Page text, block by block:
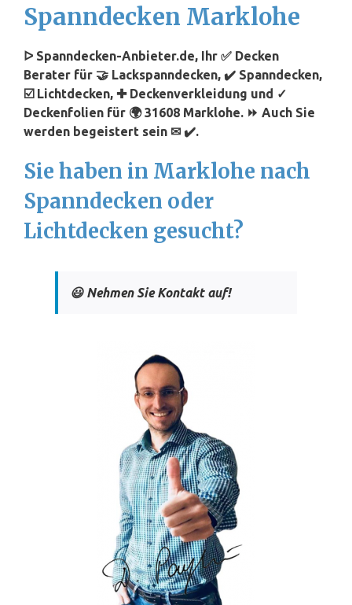
Spanndecken Marklohe
ᐅ Spanndecken-Anbieter.de, Ihr ✅ Decken
Berater für 🤝 Lackspanndecken, ✔️ Spanndecken,
☑️ Lichtdecken, ✚ Deckenverkleidung und ✓
Deckenfolien für 🌍 31608 Marklohe. ⏩ Auch Sie
werden begeistert sein ✉ ✔️.
Sie haben in Marklohe nach
Spanndecken oder
Lichtdecken gesucht?
😃 Nehmen Sie Kontakt auf!